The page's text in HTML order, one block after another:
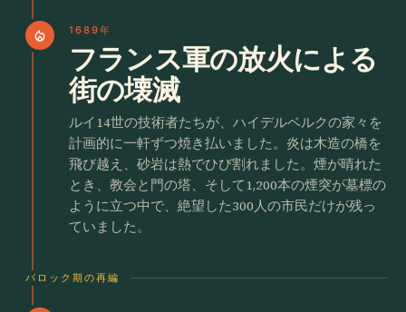
local_fire_department 1689年
フランス軍の放火による
街の壊滅
ルイ14世の技術者たちが、ハイデルベルクの家々を
計画的に一軒ずつ焼き払いました。炎は木造の橋を
飛び越え、砂岩は熱でひび割れました。煙が晴れた
とき、教会と門の塔、そして1,200本の煙突が墓標の
ように立つ中で、絶望した300人の市民だけが残っ
ていました。
バロック期の再編